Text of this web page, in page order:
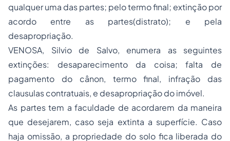
qualquer uma das partes; pelo termo final; extinção por
acordo entre as partes(distrato); e pela
desapropriação.
VENOSA, Silvio de Salvo, enumera as seguintes
extinções: desaparecimento da coisa; falta de
pagamento do cânon, termo final, infração das
clausulas contratuais, e desapropriação do imóvel.
As partes tem a faculdade de acordarem da maneira
que desejarem, caso seja extinta a superfície. Caso
haja omissão, a propriedade do solo fica liberada do